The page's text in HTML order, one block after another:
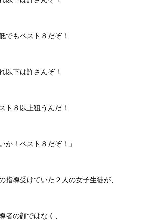
でもベスト８だぞ！
以下は許さんぞ！
ト８以上狙うんだ！
か！ベスト８だぞ！」
指導受けていた２人の女子生徒が、
者の顔ではなく、